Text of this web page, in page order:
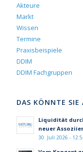
Akteure
Markt
Wissen
Termine
Praxisbeispiele
DDIM
DDIM Fachgruppen
DAS KÖNNTE SIE
Liquidität
neuer
30. Juli 2026 -